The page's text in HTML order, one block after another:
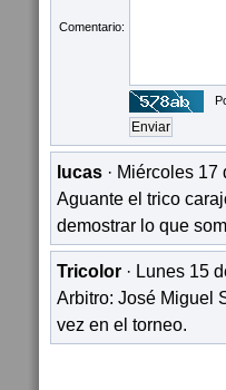
Comentario:
lucas · Miércoles 17
Aguante el trico
demostrar lo que
Tricolor · Lunes 15
Arbitro: José Miguel
vez en el torneo.